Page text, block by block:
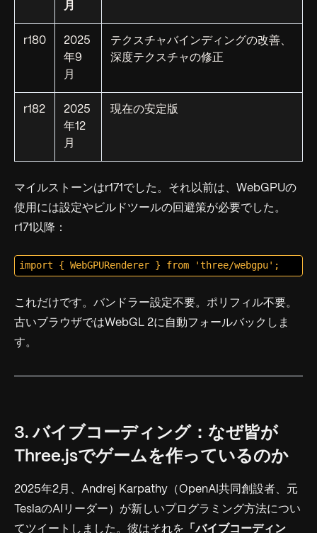
月
r180
2025
年9
月
テクスチャバインディングの改善、
深度テクスチャの修正
r182
2025
年12
月
現在の安定版
マイルストーンはr171でした。それ以前は、WebGPUの
使用には設定やビルドツールの回避策が必要でした。
r171以降：
これだけです。バンドラー設定不要。ポリフィル不要。
古いブラウザではWebGL 2に自動フォールバックしま
す。
3. バイブコーディング：なぜ皆が
Three.jsでゲームを作っているのか
2025年2月、Andrej Karpathy（OpenAI共同創設者、元
TeslaのAIリーダー）が新しいプログラミング方法につい
てツイートしました。彼はそれを 「バイブコーディン